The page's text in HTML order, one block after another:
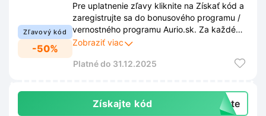
Zľavový kód
-50%
Pre uplatnenie zľavy kliknite na Získať kód a
zaregistrujte sa do bonusového programu /
vernostného programu Aurio.sk. Za každé
0,04 €, za ktoré nakúpite na Aurio.cz získate
ich ako zľavu. Sledujte svoje bodové konto a
Zobraziť viac
Platné do 31.12.2025
Získajte kód exte